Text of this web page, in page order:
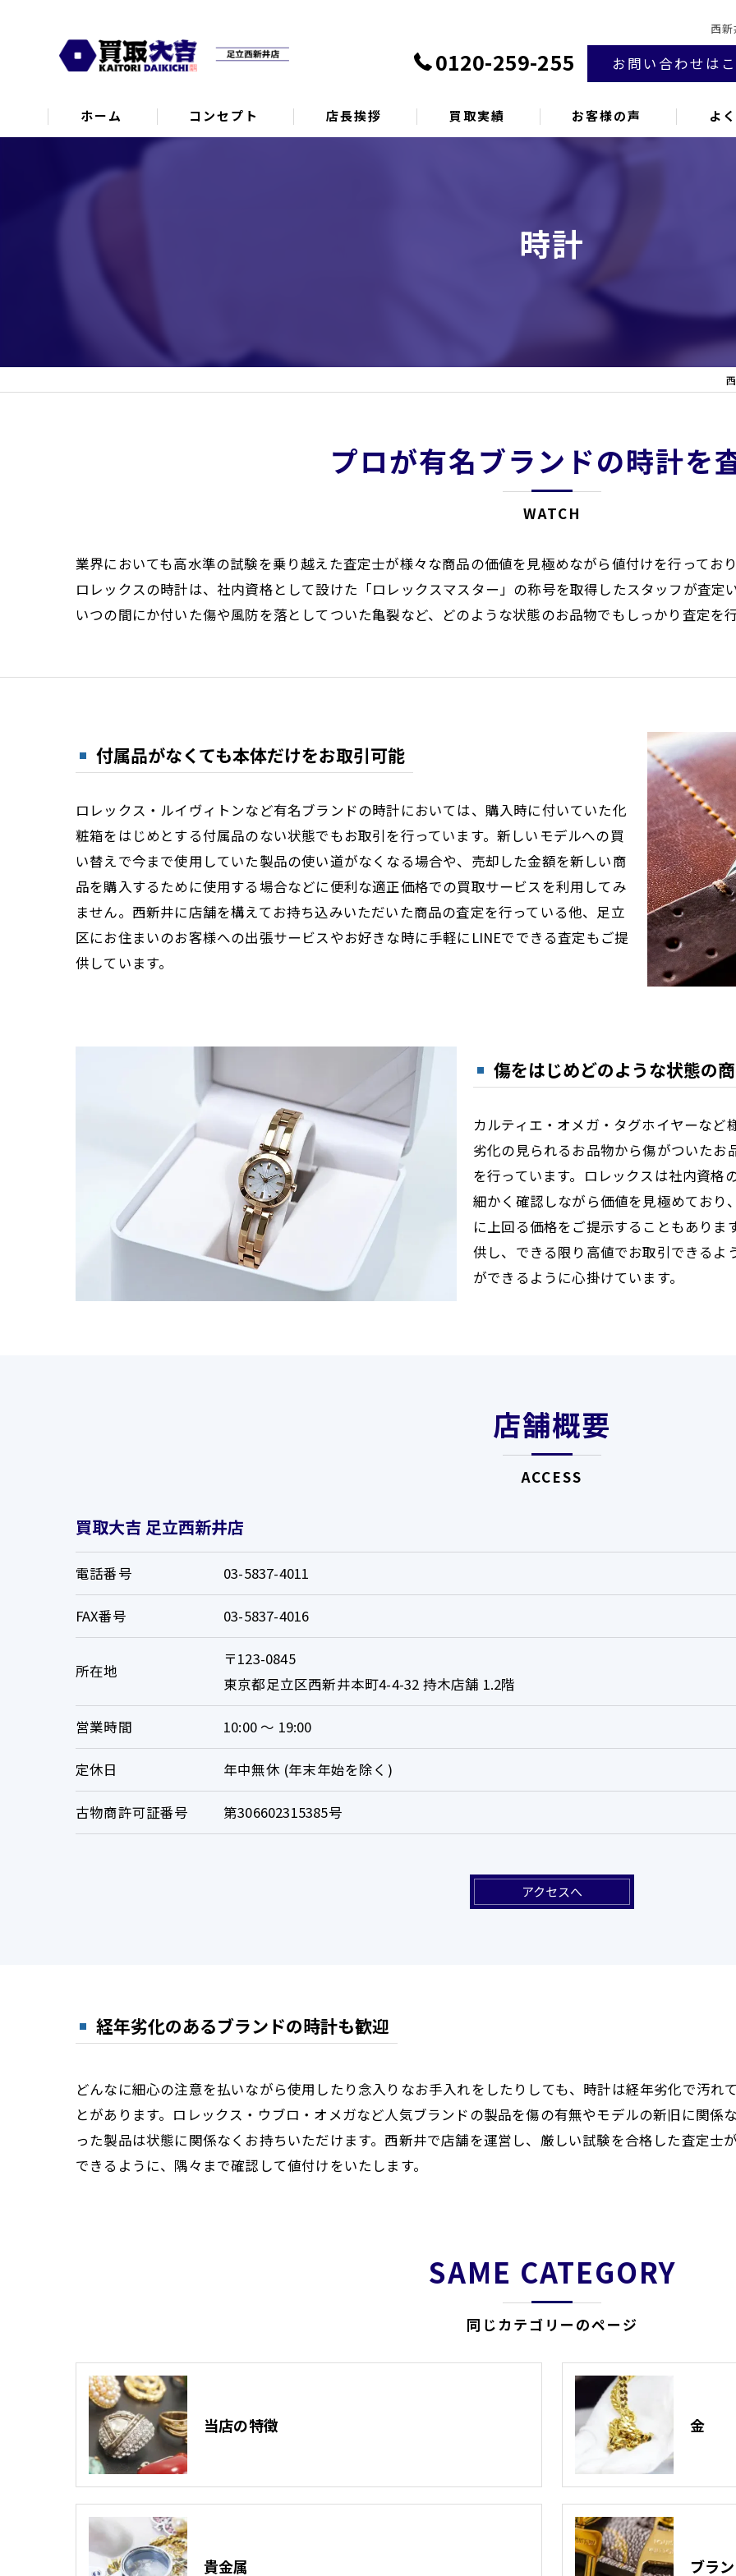
西新
0120-259-255 お問い合わせは
ホーム コンセプト 店長挨拶 買取実績 お客様の声 よ
時計
プロが有名ブランドの時計を
WATCH
業界においても高水準の試験を乗り越えた査定士が様々な商品の価値を見極めながら値付けを行ってお
ロレックスの時計は、社内資格として設けた「ロレックスマスター」の称号を取得したスタッフが査定
いつの間にか付いた傷や風防を落としてついた亀裂など、どのような状態のお品物でもしっかり査定を
付属品がなくても本体だけをお取引可能
ロレックス・ルイヴィトンなど有名ブランドの時計においては、購入時に付いていた化
粧箱をはじめとする付属品のない状態でもお取引を行っています。新しいモデルへの買
い替えで今まで使用していた製品の使い道がなくなる場合や、売却した金額を新しい商
品を購入するために使用する場合などに便利な適正価格での買取サービスを利用してみ
ません。西新井に店舗を構えてお持ち込みいただいた商品の査定を行っている他、足立
区にお住まいのお客様への出張サービスやお好きな時に手軽にLINEでできる査定もご提
供しています。
傷をはじめどのような状態の
カルティエ・オメガ・タグホイヤーな
劣化の見られるお品物から傷がついた
を行っています。ロレックスは社内資
細かく確認しながら価値を見極めてお
に上回る価格をご提示することもあり
供し、できる限り高値でお取引できる
ができるように心掛けています。
店舗概要
ACCESS
買取大吉 足立西新井店
電話番号 03-5837-4011
FAX番号 03-5837-4016
所在地
〒123-0845
東京都足立区西新井本町4-4-32 持木店舗 1.2階
営業時間 10:00 〜 19:00
定休日 年中無休 (年末年始を除く)
古物商許可証番号 第306602315385号
アクセスへ
経年劣化のあるブランドの時計も歓迎
どんなに細心の注意を払いながら使用したり念入りなお手入れをしたりしても、時計は経年劣化で汚
とがあります。ロレックス・ウブロ・オメガなど人気ブランドの製品を傷の有無やモデルの新旧に関係
った製品は状態に関係なくお持ちいただけます。西新井で店舗を運営し、厳しい試験を合格した査定士
できるように、隅々まで確認して値付けをいたします。
同じカテゴリーのページ
SAME CATEGORY
当店の特徴 金
貴金属 ブラ